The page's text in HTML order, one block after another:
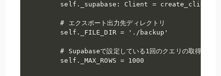
self._supabase: Client =
    # エクスポート出力先ディレクトリ
    self._FILE_DIR = './backup'
# Supabaseで設定している1回のクエリの取得件数
    self._MAX_ROWS = 1000